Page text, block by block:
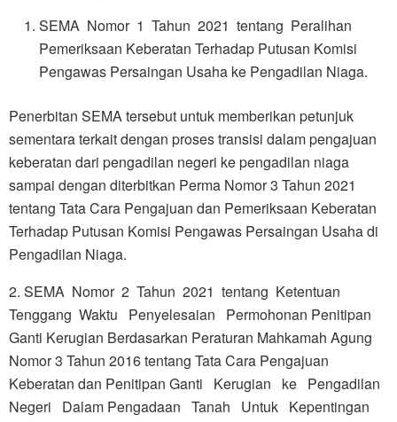
SEMA Nomor 1 Tahun 2021 tentang Peralihan
Pemeriksaan Keberatan Terhadap Putusan Komisi
Pengawas Persaingan Usaha ke Pengadilan Niaga.
Penerbitan SEMA tersebut untuk memberikan petunjuk
sementara terkait dengan proses transisi dalam pengajuan
keberatan dari pengadilan negeri ke pengadilan niaga
sampai dengan diterbitkan Perma Nomor 3 Tahun 2021
tentang Tata Cara Pengajuan dan Pemeriksaan Keberatan
Terhadap Putusan Komisi Pengawas Persaingan Usaha di
Pengadilan Niaga.
2. SEMA Nomor 2 Tahun 2021 tentang Ketentuan
Tenggang Waktu Penyelesaian Permohonan Penitipan
Ganti Kerugian Berdasarkan Peraturan Mahkamah Agung
Nomor 3 Tahun 2016 tentang Tata Cara Pengajuan
Keberatan dan Penitipan Ganti Kerugian ke Pengadilan
Negeri Dalam Pengadaan Tanah Untuk Kepentingan